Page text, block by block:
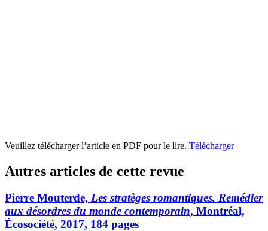
Veuillez télécharger l’article en PDF pour le lire. Télécharger
Autres articles de cette revue
Pierre Mouterde, Les stratèges romantiques. Remédier
aux désordres du monde contemporain, Montréal,
Écosociété, 2017, 184 pages